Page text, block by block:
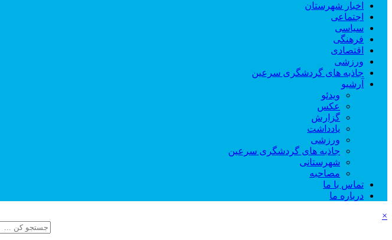
اخبار شهرستان
اجتماعی
سیاسی
فرهنگی
اقتصادی
ورزشی
جاذبه های گردشگری سرعین
آرشیو
ویدئو
عکس
گزارش
یادداشت
ورزشی
جاذبه های گردشگری سرعین
شهرستانی
مصاحبه
تماس با ما
درباره ما
×